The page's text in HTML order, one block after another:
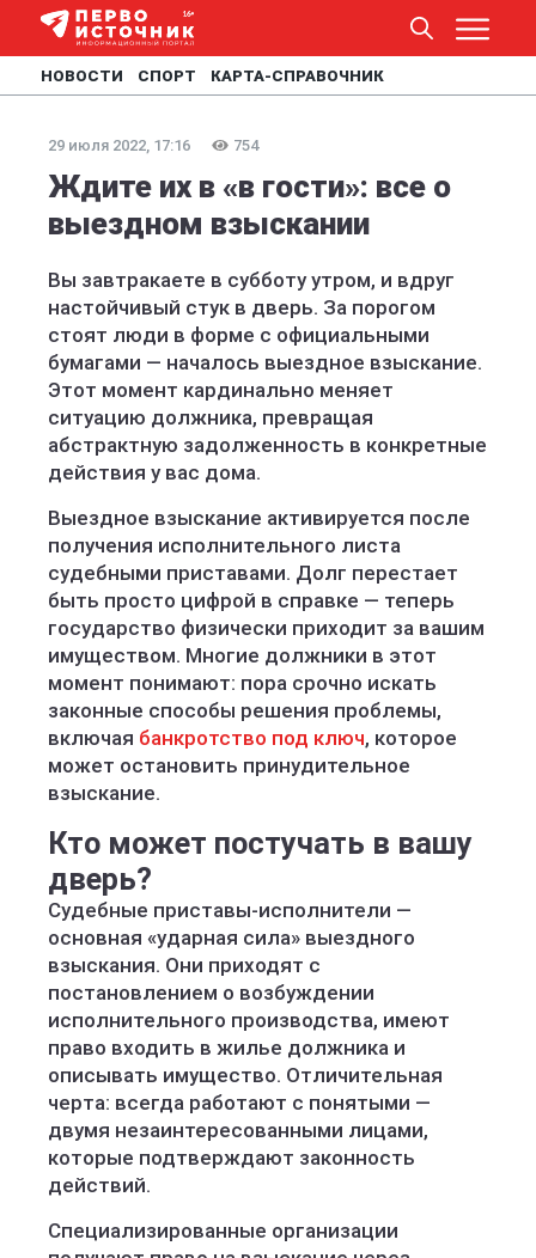
НОВОСТИ СПОРТ КАРТА-СПРАВОЧНИК
29 июля 2022, 17:16 754
Ждите их в «в гости»: все о
выездном взыскании
Вы завтракаете в субботу утром, и вдруг
настойчивый стук в дверь. За порогом
стоят люди в форме с официальными
бумагами — началось выездное взыскание.
Этот момент кардинально меняет
ситуацию должника, превращая
абстрактную задолженность в конкретные
действия у вас дома.
Выездное взыскание активируется после
получения исполнительного листа
судебными приставами. Долг перестает
быть просто цифрой в справке — теперь
государство физически приходит за вашим
имуществом. Многие должники в этот
момент понимают: пора срочно искать
законные способы решения проблемы,
включая банкротство под ключ, которое
может остановить принудительное
взыскание.
Кто может постучать в вашу
дверь?
Судебные приставы-исполнители —
основная «ударная сила» выездного
взыскания. Они приходят с
постановлением о возбуждении
исполнительного производства, имеют
право входить в жилье должника и
описывать имущество. Отличительная
черта: всегда работают с понятыми —
двумя незаинтересованными лицами,
которые подтверждают законность
действий.
Специализированные организации